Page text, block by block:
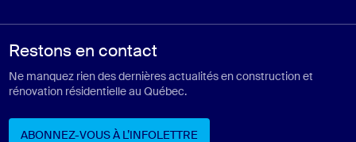
Restons en contact
Ne manquez rien des dernières actualités en construction et
rénovation résidentielle au Québec.
ABONNEZ-VOUS À L’INFOLETTRE